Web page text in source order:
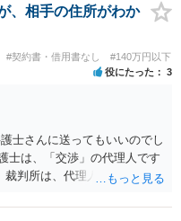
に対する遅延損害金の支払い
法的手続を直ちに講じま
他法令上認められる金員につ
かじめ申し添えます。 本件
て生じた返還義務の履行を
の取引関係や返金時期など
や履行時期には何ら影響を
本件の解決を不必要に遅延さ
金手続を履行されるよう、強
、相手の住所がわか
#契約書・借用書なし #140万円以下
役にたった 3
士さんに送ってもいいのでし
士は、「交渉」の代理人です
判所は、代理人宛ての訴状
状を作成提出し、裁判所に